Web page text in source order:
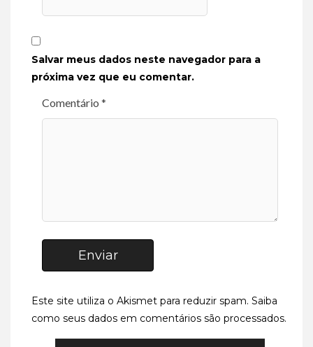
Salvar meus dados neste navegador para a
próxima vez que eu comentar.
Comentário *
Enviar
Este site utiliza o Akismet para reduzir spam. Saiba
como seus dados em comentários são processados.